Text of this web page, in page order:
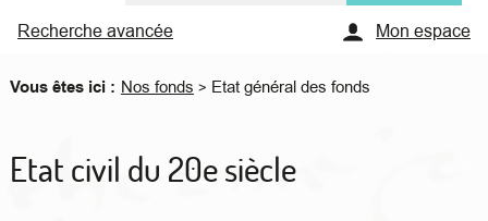
Recherche avancée Mon espace
Vous êtes ici : Nos fonds > Etat général des fonds
Etat civil du 20e siècle